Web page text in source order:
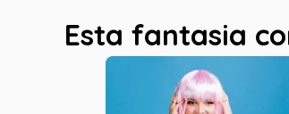
Esta fantasia